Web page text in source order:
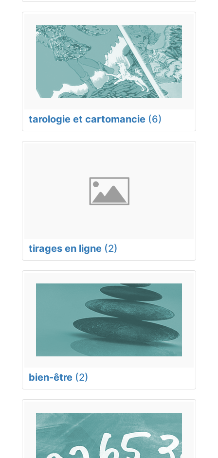
tarologie et cartomancie (6)
tirages en ligne (2)
bien-être (2)